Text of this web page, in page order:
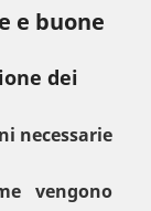
e buone
dei
necessarie
vengono